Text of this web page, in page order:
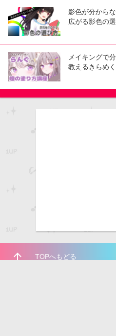
影色が分から
広がる影色の
メイキングで
教えるきらめ
arrow_upward TOPへもどる